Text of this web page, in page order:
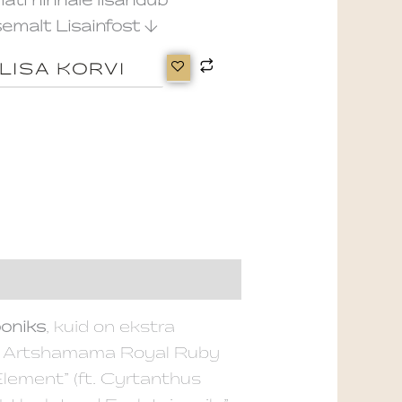
Lisainfost ↓
KORVI
, kuid on ekstra
Royal Ruby
(ft. Cyrtanthus